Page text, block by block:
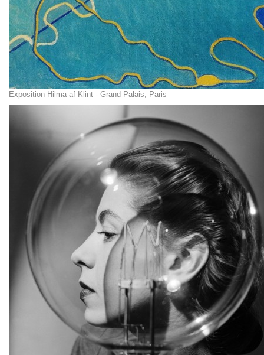
Exposition Hilma af Klint - Grand Palais, Paris